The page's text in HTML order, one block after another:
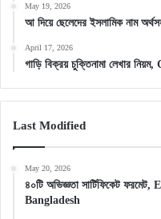
May 19, 2026
আ দিয়ে ছেলেদের ইসলামিক নাম
April 17, 2026
গাড়ি বিক্রয় চুক্তিনামা লেখার
Last Modified
May 20, 2026
৪০টি অভিজ্ঞতা সার্টিফিকেট
Bangladesh